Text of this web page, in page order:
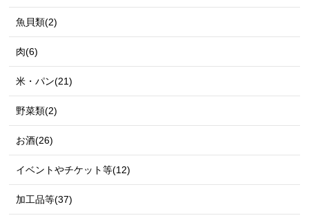
魚貝類(2)
肉(6)
米・パン(21)
野菜類(2)
お酒(26)
イベントやチケット等(12)
加工品等(37)